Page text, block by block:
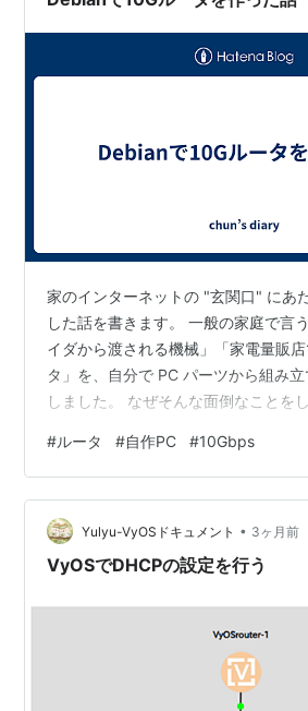
家のインターネットの "玄関口" にあ
した話を書きます。 一般の家庭で言
イダから渡される機械」「家電量販
タ」を、自分で PC パーツから組み
しました。 なぜそんな面倒なことを
分けて書きます。 まず比喩で全体像
ンジニアっぽい言い回し (K8s
infra-as-code) で再説明 そのうえで
番号・nftables ルール片で詰める 途
#ルータ #自作PC #10Gbps
Yulyu-VyOSドキュメント • 3ヶ月前
VyOSでDHCPの設定を行う